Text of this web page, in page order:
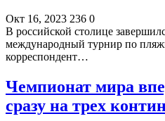
Окт 16, 2023 236 0
В российской столице
международный турнир по
корреспондент…
Чемпионат мира
сразу на трех